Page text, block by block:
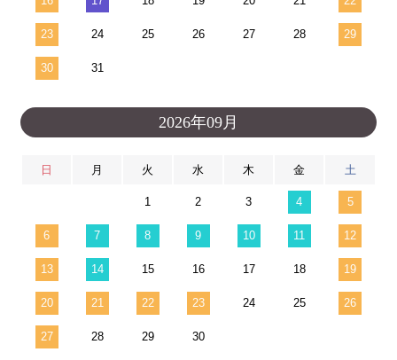
23 24 25 26 27 28 29
30 31
2026年09月
日 月 火 水 木 金 土
1 2 3 4 5
6 7 8 9 10 11 12
13 14 15 16 17 18 19
20 21 22 23 24 25 26
27 28 29 30